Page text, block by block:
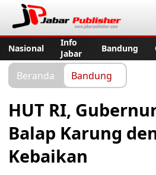
Nasional
Info
Jabar
Bandung
Beranda Bandung
HUT RI,
Balap Karung
Kebaikan